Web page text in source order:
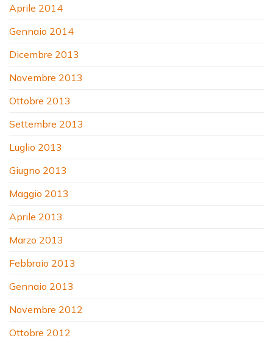
Aprile 2014
Gennaio 2014
Dicembre 2013
Novembre 2013
Ottobre 2013
Settembre 2013
Luglio 2013
Giugno 2013
Maggio 2013
Aprile 2013
Marzo 2013
Febbraio 2013
Gennaio 2013
Novembre 2012
Ottobre 2012